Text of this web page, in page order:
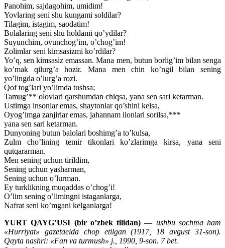
Panohim, sajdagohim, umidim!
Yovlaring seni shu kungami soldilar?
Tilagim, istagim, saodatim!
Bolalaring seni shu holdami qo’ydilar?
Suyunchim, ovunchog’im, o’chog’im!
Zolimlar seni kimsasizmi ko’rdilar?
Yo’q, sen kimsasiz emassan. Mana men, butun borlig’im bilan senga
ko’mak qilurg’a hozir. Mana men chin ko’ngil bilan sening
yo’lingda o’lurg’a rozi.
Qof tog’lari yo’limda tushsa;
Tamug’** olovlari qarshumdan chiqsa, yana sen sari ketarman.
Ustimga insonlar emas, shaytonlar qo’shini kelsa,
Oyog’imga zanjirlar emas, jahannam ilonlari sorilsa,***
yana sen sari ketarman.
Dunyoning butun balolari boshimg’a to’kulsa,
Zulm cho’lining temir tikonlari ko’zlarimga kirsa, yana seni
qutqararman.
Men sening uchun tirildim,
Sening uchun yasharman,
Sening uchun o’lurman.
Ey turklikning muqaddas o’chog’i!
O’lim sening o’limingni istaganlarga,
Nafrat seni ko’mgani kelganlarga!
YURT QAYG’USI (bir o’zbek tilidan) — ushbu sochma ham
«Hurriyat» gazetaeida chop etilgan (1917, 18 avgust 31-son).
Qayta nashri: «Fan va turmush» j., 1990, 9-son. 7 bet.